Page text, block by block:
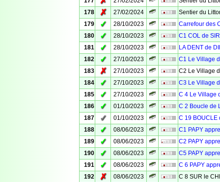
178
✗ 27/02/2024
Sentier du
179
✓ 28/10/2023
Carrefour des
180
✓ 28/10/2023
C1 COL de
181
✓ 28/10/2023
LA DENT de
182
✓ 27/10/2023
C1 Le Village
183
✗ 27/10/2023
C2 Le Village
184
✓ 27/10/2023
C3 Le Village
185
✓ 27/10/2023
C 4 Le Village
186
✓ 01/10/2023
C 2 Boucle de
187
✓ 01/10/2023
C 19 BOUCLE
188
✓ 08/06/2023
C1 PAPY
189
✓ 08/06/2023
C2 PAPY
190
✓ 08/06/2023
C5 PAPY
191
✓ 08/06/2023
C 6 PAPY
192
✗ 08/06/2023
C 8 SUR le